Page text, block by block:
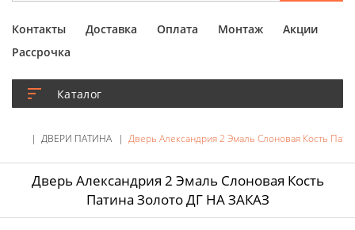
Каталог
Контакты Доставка Оплата Монтаж
Акции
Рассрочка
ДВЕРИ ПАТИНА Дверь Александрия 2 Эмаль Слоновая Кость
Дверь Александрия 2 Эмаль Слоновая Кость
Патина Золото ДГ НА ЗАКАЗ